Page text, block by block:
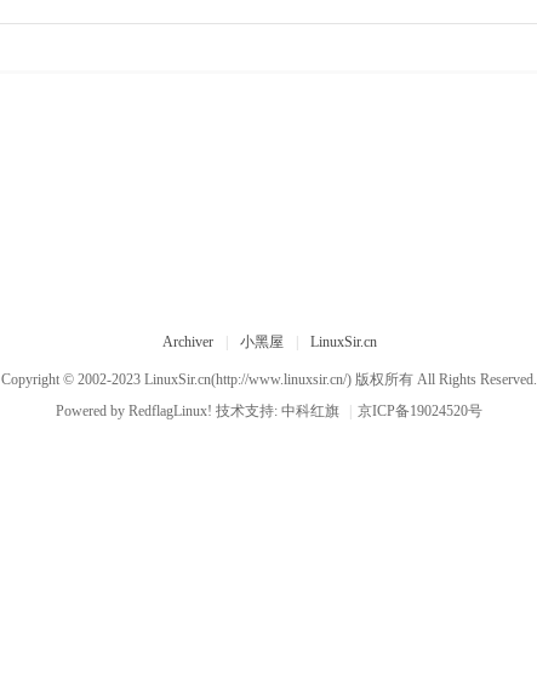
Archiver 小黑屋 LinuxSir.cn
Copyright © 2002-2023 LinuxSir.cn(http://www.linuxsir.cn/) 版权所有 All Rights Reserved.
Powered by RedflagLinux! 技术支持: 中科红旗 京ICP备19024520号